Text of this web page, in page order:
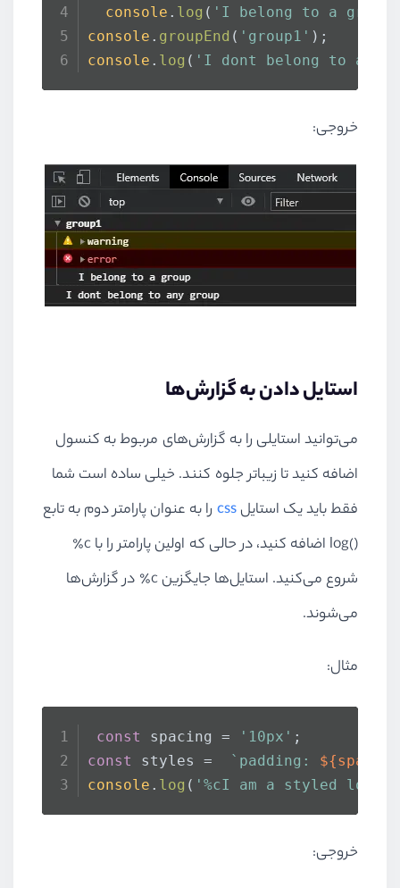
console . log ( 'I belong to a group'
console . groupEnd ( 'group1' );
console . log ( 'I dont belong to any
خروجی:
استایل دادن به گزارش‌ها
می‌توانید استایلی را به گزارش‌های مربوط به کنسول
اضافه کنید تا زیباتر جلوه کنند. خیلی ساده است شما
فقط باید یک استایلcss را به عنوان پارامتر دوم به تابع
()
log اضافه کنید، در حالی که اولین پارامتر را باc٪
شروع می‌کنید. استایل‌ها جایگزینc٪ در گزارش‌ها
می‌شوند.
مثال:
const spacing = '10px' ;
const
styles = `padding:
console . log ( '%cI am a styled log'
خروجی: